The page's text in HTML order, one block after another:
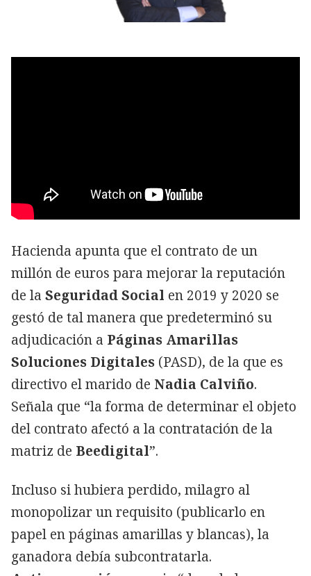
Hacienda apunta que el contrato de un
millón de euros para mejorar la reputación
de la Seguridad Social en 2019 y 2020 se
gestó de tal manera que predeterminó su
adjudicación a Páginas Amarillas
Soluciones Digitales (PASD), de la que es
directivo el marido de Nadia Calviño.
Señala que “la forma de determinar el objeto
del contrato afectó a la contratación de la
matriz de Beedigital”.
Incluso si hubiera perdido, milagro al
monopolizar un requisito (publicarlo en
papel en páginas amarillas y blancas), la
ganadora debía subcontratarla.